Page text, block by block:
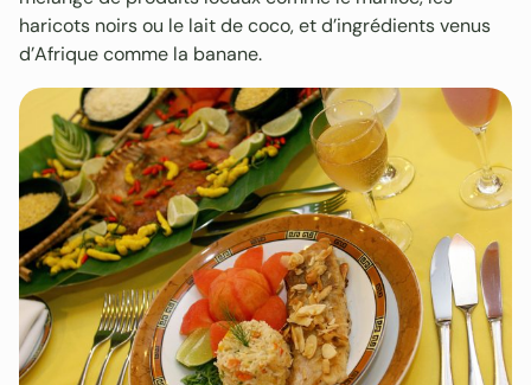
haricots noirs ou le lait de coco, et d’ingrédients venus
d’Afrique comme la banane.